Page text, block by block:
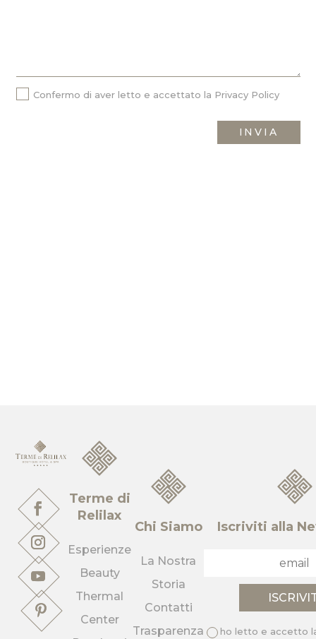
Confermo di aver letto e accettato la Privacy Policy
INVIA
Terme di
Relilax
Esperienze
Beauty
Thermal
Center
Chi Siamo
La Nostra
Storia
Contatti
Trasparenza
Iscriviti alla
ho letto e accetto